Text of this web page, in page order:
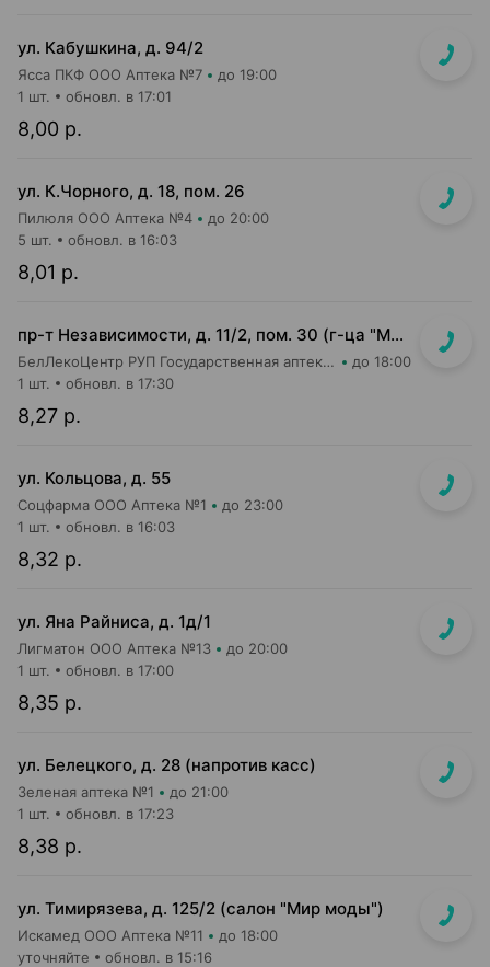
ул. Кабушкина, д. 94/2
Ясса ПКФ ООО Аптека №7 до 19:00
8,00 р.
1 шт. обновл. в 17:01
ул. К.Чорного, д. 18, пом. 26
Пилюля ООО Аптека №4 до 20:00
8,01 р.
5 шт. обновл. в 16:03
пр-т Независимости, д. 11/2, пом. 30 (г-ца "Минск")
БелЛекоЦентр РУП Государственная аптека №11 до 18:00
8,27 р.
1 шт. обновл. в 17:30
ул. Кольцова, д. 55
Соцфарма ООО Аптека №1 до 23:00
8,32 р.
1 шт. обновл. в 16:03
ул. Яна Райниса, д. 1д/1
Лигматон ООО Аптека №13 до 20:00
8,35 р.
1 шт. обновл. в 17:00
ул. Белецкого, д. 28 (напротив касс)
Зеленая аптека №1 до 21:00
8,38 р.
1 шт. обновл. в 17:23
ул. Тимирязева, д. 125/2 (салон "Мир моды")
Искамед ООО Аптека №11 до 18:00
уточняйте обновл. в 15:16